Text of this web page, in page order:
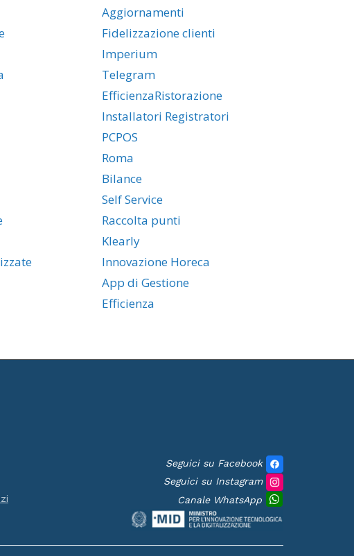
Aggiornamenti
Fidelizzazione clienti
Imperium
Telegram
EfficienzaRistorazione
Installatori Registratori
PCPOS
Roma
Bilance
Self Service
Raccolta punti
Klearly
Innovazione Horeca
App di Gestione
Efficienza
Seguici su Facebook
Seguici su Instagram
Canale WhatsApp